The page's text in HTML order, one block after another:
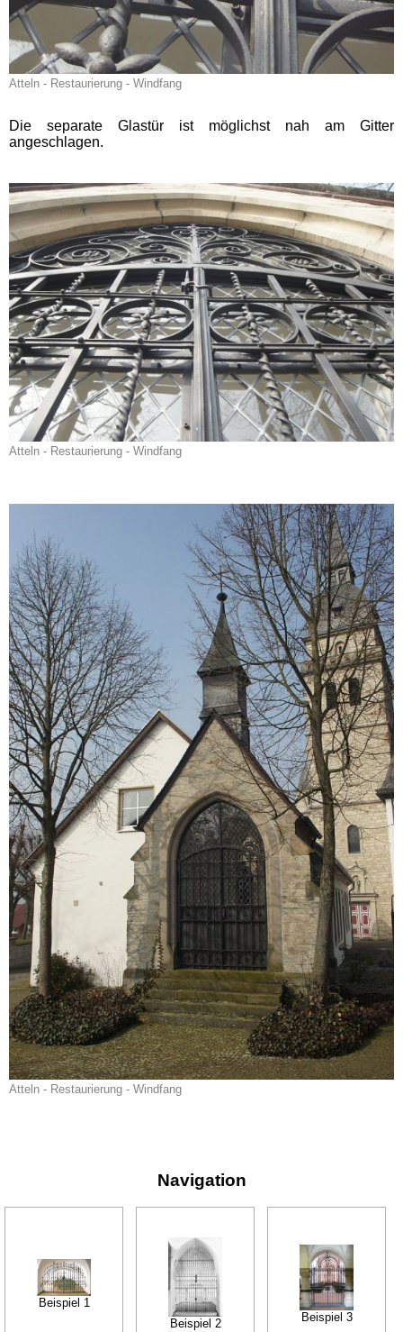
Atteln - Restaurierung - Windfang
Die separate Glastür ist möglichst nah am Gitter
angeschlagen.
Atteln - Restaurierung - Windfang
Atteln - Restaurierung - Windfang
Navigation
Beispiel 1
Beispiel 2
Beispiel 3